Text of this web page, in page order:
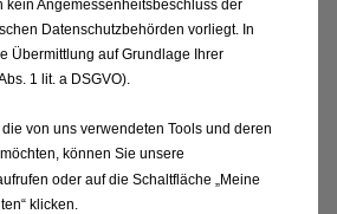
kein Angemessenheitsbeschluss der
Datenschutzbehörden vorliegt. In
Übermittlung auf Grundlage Ihrer
1 lit. a DSGVO).
von uns verwendeten Tools und deren
können Sie unsere
oder auf die Schaltfläche „Meine
klicken.